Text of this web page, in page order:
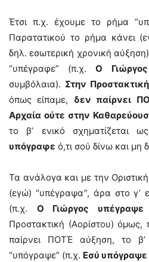
Έτσι π.χ. έχουμε το ρήμα
Παρατατικού το ρήμα κάνει
δηλ. εσωτερική χρονική
“υπέγραφε” (π.χ.Ο
συμβόλαια). Στην Προστακτική
όπως είπαμε, δεν παίρνει
Αρχαία ούτε στην
το β’ ενικό σχηματίζεται
υπόγραφε ό,τι σού δίνω και μη
Τα ανάλογα και με την
(εγώ) “υπέγραψα”, άρα στο γ’
(π.χ. Ο Γιώργος υπέγραψε
Προστακτική (Αορίστου)
παίρνει ΠΟΤΈ αύξηση, το β’
“υπόγραψε” (π.χ. Εσύ υπόγραψε